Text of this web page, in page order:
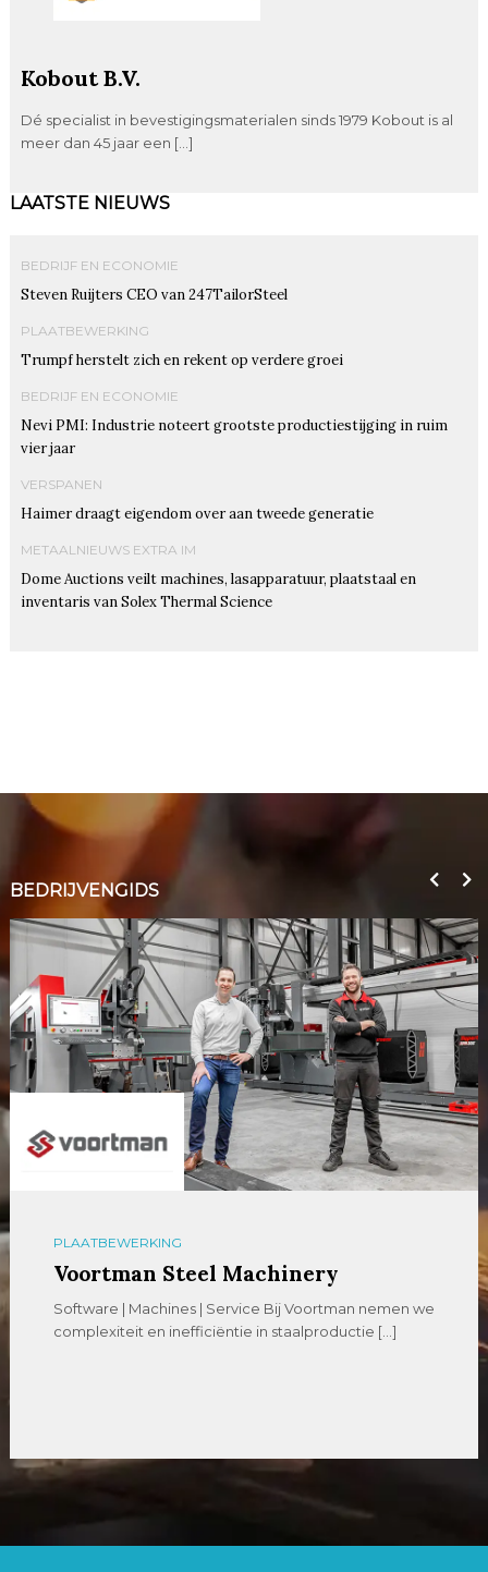
Kobout B.V.
Dé specialist in bevestigingsmaterialen sinds 1979 Kobout is al
meer dan 45 jaar een […]
LAATSTE NIEUWS
BEDRIJF EN ECONOMIE
Steven Ruijters CEO van 247TailorSteel
PLAATBEWERKING
Trumpf herstelt zich en rekent op verdere groei
BEDRIJF EN ECONOMIE
Nevi PMI: Industrie noteert grootste productiestijging in ruim
vier jaar
VERSPANEN
Haimer draagt eigendom over aan tweede generatie
METAALNIEUWS EXTRA IM
Dome Auctions veilt machines, lasapparatuur, plaatstaal en
inventaris van Solex Thermal Science
BEDRIJVENGIDS
PLAATBEWERKING
Voortman Steel Machinery
Software | Machines | Service Bij Voortman nemen we
complexiteit en inefficiëntie in staalproductie […]